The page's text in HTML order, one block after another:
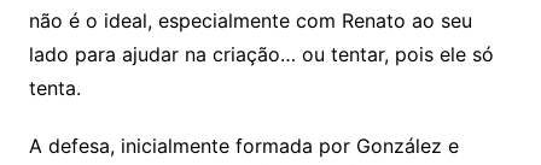
não é o ideal, especialmente com Renato ao seu
lado para ajudar na criação… ou tentar, pois ele só
tenta.
A defesa, inicialmente formada por González e